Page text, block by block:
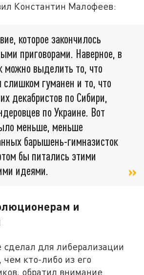
Константин Малофеев:
которое закончилось
приговорами. Наверное, в
можно выделить то, что
слишком гуманен и то, что
декабристов по Сибири,
по Украине. Вот
меньше, меньше
барышень-гимназисток
бы питались этими
идеями.
и
для либерализации
кто-либо из его
обратил внимание